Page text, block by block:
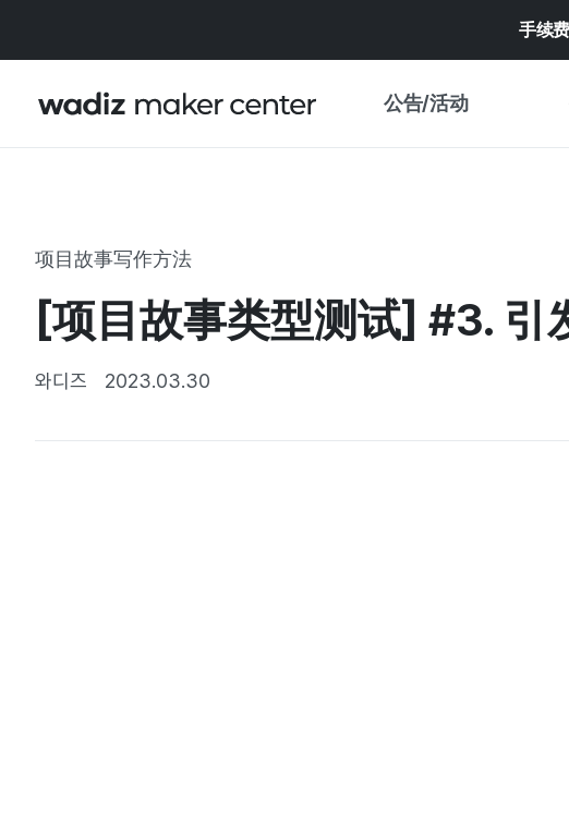
手续
公告/活动
特展日历
项目故事写作方法
[项目故事类型测试] #3.
와디즈 2023.03.30